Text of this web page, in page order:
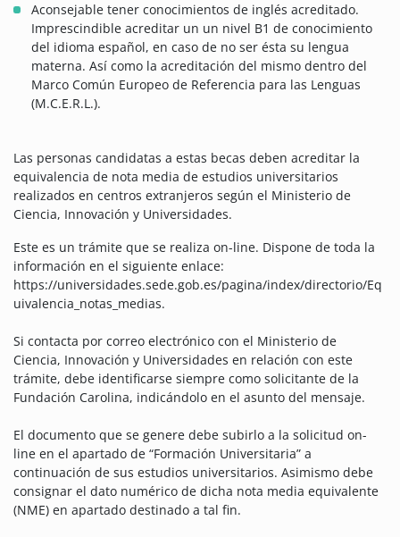
Aconsejable tener conocimientos de inglés acreditado.
Imprescindible acreditar un un nivel B1 de conocimiento
del idioma español, en caso de no ser ésta su lengua
materna. Así como la acreditación del mismo dentro del
Marco Común Europeo de Referencia para las Lenguas
(M.C.E.R.L.).
Las personas candidatas a estas becas deben acreditar la
equivalencia de nota media de estudios universitarios
realizados en centros extranjeros según el Ministerio de
Ciencia, Innovación y Universidades.
Este es un trámite que se realiza on-line. Dispone de toda la
información en el siguiente enlace:
https://universidades.sede.gob.es/pagina/index/directorio/Eq
uivalencia_notas_medias.
Si contacta por correo electrónico con el Ministerio de
Ciencia, Innovación y Universidades en relación con este
trámite, debe identificarse siempre como solicitante de la
Fundación Carolina, indicándolo en el asunto del mensaje.
El documento que se genere debe subirlo a la solicitud on-
line en el apartado de “Formación Universitaria” a
continuación de sus estudios universitarios. Asimismo debe
consignar el dato numérico de dicha nota media equivalente
(NME) en apartado destinado a tal fin.